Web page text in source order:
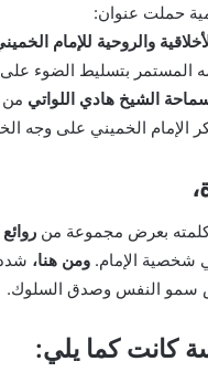
حملت عنوان:
والروحية للإمام
المستمر بتسليط الضوء على
الشيخ هادي اللواتي من
الإمام الخميني على وجه
كلمته بعرض مجموعة من
شخصية الإمام. ومن هنا، شدد
سمو النفس وصدق السلوك.
كانت كما يلي: